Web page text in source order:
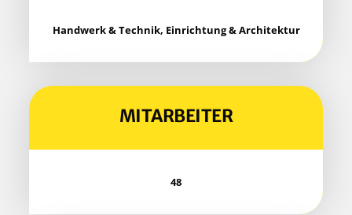
Hand­werk & Tech­nik, Ein­rich­tung & Architektur
MIT­AR­BEI­TER
48